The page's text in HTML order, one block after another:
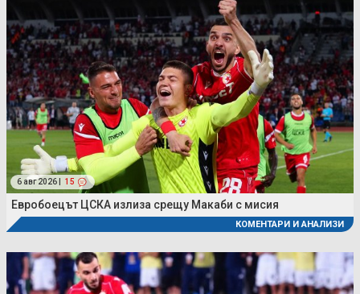
6 авг 2026 | 15
Евробоецът ЦСКА излиза срещу Макаби с мисия
КОМЕНТАРИ И АНАЛИЗИ